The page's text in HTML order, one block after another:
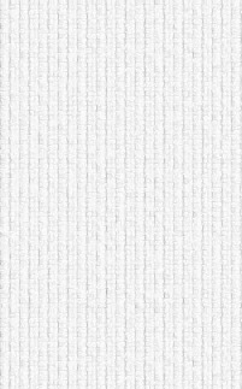
домашнем использовании.
Эта мебель имеет
некоторые преимущества
перед той же стенкой для
гостиной, к примеру,
поскольку она более
легкая и не загромождает
пространство. В спальне
этот предмет можно
поставить у изголовья
кровати, чтобы заполнить
пустующее там
место. Также стеллажи
очень часто используют в
качестве разграничителей
комнаты, например, на
рабочую зону и
пространство для отдыха.
Особенно это актуально
для однокомнатных
квартир.